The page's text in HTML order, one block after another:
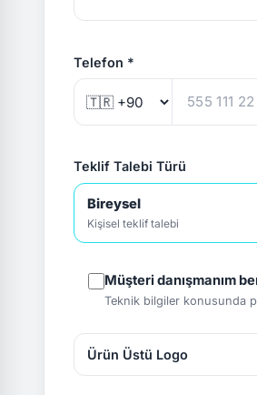
Telefon *
Teklif Talebi Türü
Bireysel
Kişisel teklif talebi
Müşteri danışmanım
Teknik bilgiler konusunda
Ürün Üstü Logo